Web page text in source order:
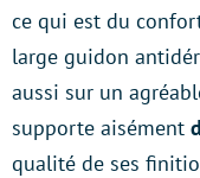
ce qui est du
large guidon
aussi sur un
supporte aisément
qualité de ses